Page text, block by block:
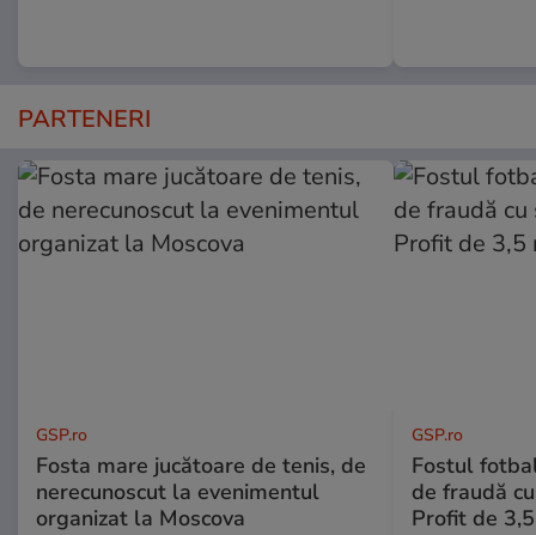
PARTENERI
GSP.ro
Fosta mare jucătoare de tenis, de
nerecunoscut la evenimentul
organizat la Moscova
GSP.ro
Fostul
de fraudă
Profit de